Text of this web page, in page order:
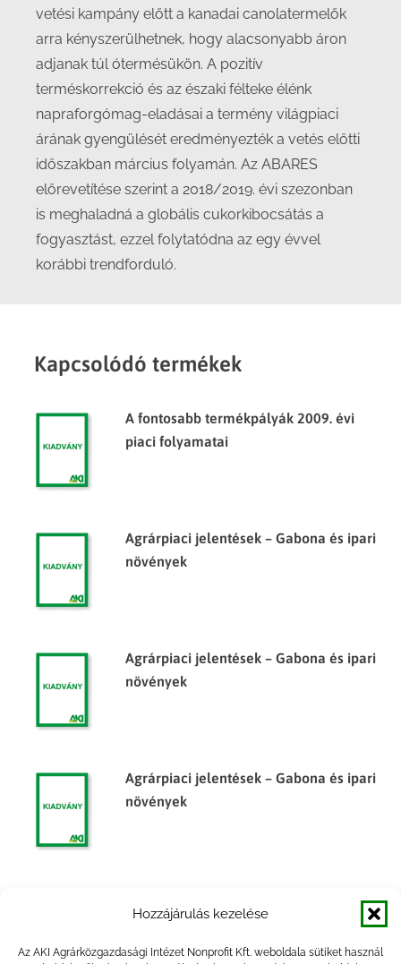
Hozzájárulás kezelése
Az AKI Agrárközgazdasági Intézet Nonprofit Kft. weboldala sütiket használ
vetési kampány előtt a kanadai canolatermelők
arra kényszerülhetnek, hogy alacsonyabb áron
adjanak túl ótermésükön. A pozitív
terméskorrekció és az északi félteke élénk
napraforgómag-eladásai a termény világpiaci
árának gyengülését eredményezték a vetés előtti
időszakban március folyamán. Az ABARES
előrevetítése szerint a 2018/2019. évi szezonban
is meghaladná a globális cukorkibocsátás a
fogyasztást, ezzel folytatódna az egy évvel
korábbi trendforduló.
Kapcsolódó termékek
A fontosabb termékpályák 2009. évi
piaci folyamatai
Agrárpiaci jelentések – Gabona és ipari
növények
Agrárpiaci jelentések – Gabona és ipari
növények
Agrárpiaci jelentések – Gabona és ipari
növények
Agrárpiaci jelentések – Gabona és ipari
növények